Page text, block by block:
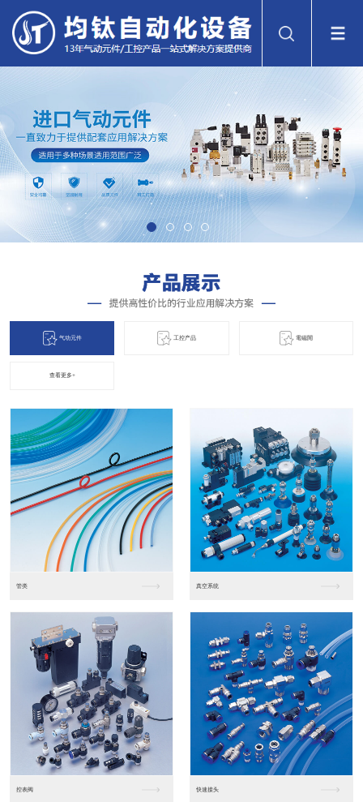
气动元件 工控产品 電磁閞
查看更多+
进口松下PLC2 进口松下PLC
东莞松下PLC 松下人机界面GT07